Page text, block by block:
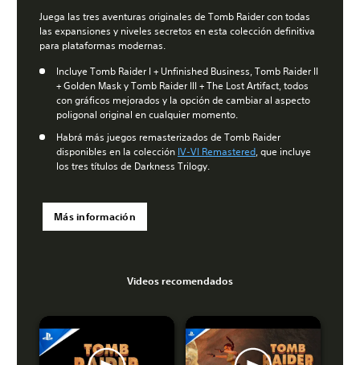
Juega las tres aventuras originales de Tomb Raider con todas
las expansiones y niveles secretos en esta colección definitiva
para plataformas modernas.
Incluye Tomb Raider I + Unfinished Business, Tomb Raider II
+ Golden Mask y Tomb Raider III + The Lost Artifact, todos
con gráficos mejorados y la opción de cambiar al aspecto
poligonal original en cualquier momento.
Habrá más juegos remasterizados de Tomb Raider
disponibles en la colección IV-VI Remastered, que incluye
los tres títulos de Darkness Trilogy.
Más información
Videos recomendados